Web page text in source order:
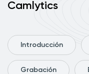
Camlytics
Introducción
Grabación